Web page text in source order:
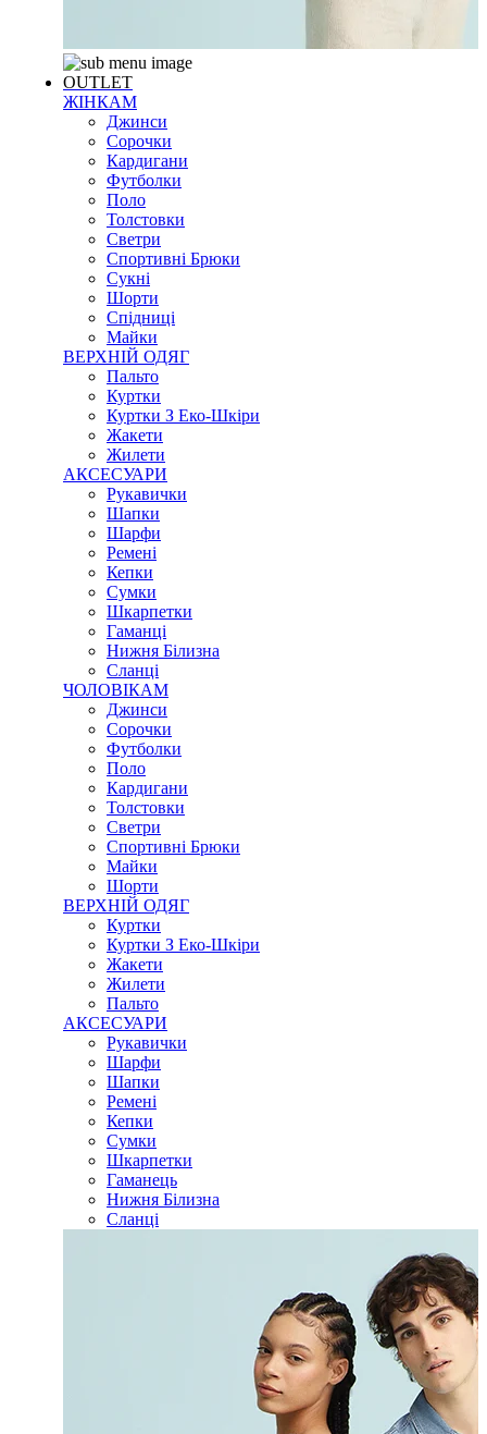
OUTLET
ЖІНКАМ
Джинси
Сорочки
Кардигани
Футболки
Поло
Толстовки
Светри
Спортивні Брюки
Сукні
Шорти
Спідниці
Майки
ВЕРХНІЙ ОДЯГ
Пальто
Куртки
Куртки З Еко-Шкіри
Жакети
Жилети
АКСЕСУАРИ
Рукавички
Шапки
Шарфи
Ремені
Кепки
Сумки
Шкарпетки
Гаманці
Нижня Білизна
Сланці
ЧОЛОВІКАМ
Джинси
Сорочки
Футболки
Поло
Кардигани
Толстовки
Светри
Спортивні Брюки
Майки
Шорти
ВЕРХНІЙ ОДЯГ
Куртки
Куртки З Еко-Шкіри
Жакети
Жилети
Пальто
АКСЕСУАРИ
Рукавички
Шарфи
Шапки
Ремені
Кепки
Сумки
Шкарпетки
Гаманець
Нижня Білизна
Сланці